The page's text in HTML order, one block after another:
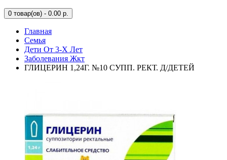
0 товар(ов) - 0.00 р.
Главная
Семья
Дети От 3-Х Лет
Заболевания Жкт
ГЛИЦЕРИН 1,24Г. №10 СУПП. РЕКТ. Д/ДЕТЕЙ